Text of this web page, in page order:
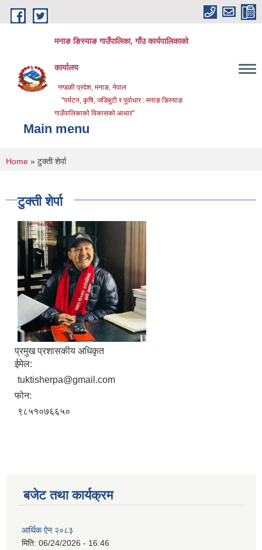
Skip to main content
मनाङ ङिस्याङ गाउँपालिका, गाँउ कार्यपालिकाको
कार्यालय
गण्डकी प्रदेश, मनाङ, नेपाल
"पर्यटन, कृषि, जडिबुटी र पुर्वाधार : मनाङ ङिस्याङ
गाउँपालिकाको विकासको आधार"
Main menu
You are here
Home » टुक्ती शेर्पा
टुक्ती शेर्पा
प्रमुख प्रशासकीय अधिकृत
ईमेल:
tuktisherpa@gmail.com
फोन:
९८५१०७६६५०
बजेट तथा कार्यक्रम
आर्थिक ऐन २०८३
मिति: 06/24/2026 - 16:46